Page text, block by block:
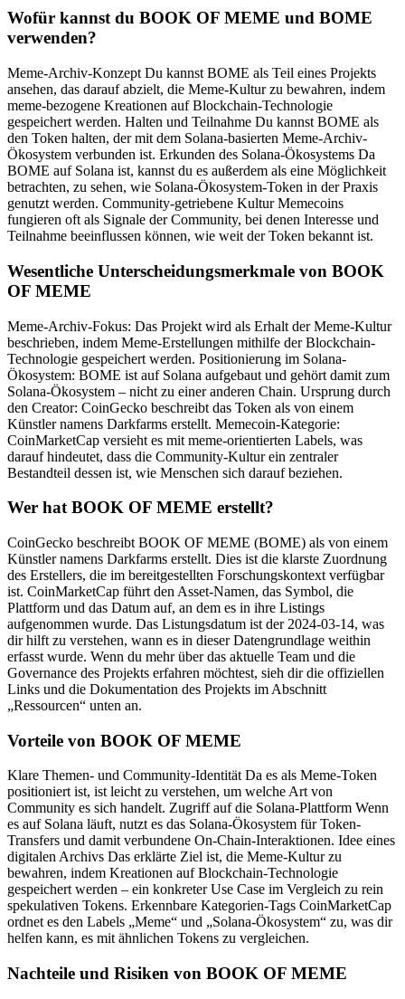
Wofür kannst du BOOK OF MEME und BOME
verwenden?
Meme-Archiv-Konzept Du kannst BOME als Teil eines Projekts
ansehen, das darauf abzielt, die Meme-Kultur zu bewahren, indem
meme-bezogene Kreationen auf Blockchain-Technologie
gespeichert werden. Halten und Teilnahme Du kannst BOME als
den Token halten, der mit dem Solana-basierten Meme-Archiv-
Ökosystem verbunden ist. Erkunden des Solana-Ökosystems Da
BOME auf Solana ist, kannst du es außerdem als eine Möglichkeit
betrachten, zu sehen, wie Solana-Ökosystem-Token in der Praxis
genutzt werden. Community-getriebene Kultur Memecoins
fungieren oft als Signale der Community, bei denen Interesse und
Teilnahme beeinflussen können, wie weit der Token bekannt ist.
Wesentliche Unterscheidungsmerkmale von BOOK
OF MEME
Meme-Archiv-Fokus: Das Projekt wird als Erhalt der Meme-Kultur
beschrieben, indem Meme-Erstellungen mithilfe der Blockchain-
Technologie gespeichert werden. Positionierung im Solana-
Ökosystem: BOME ist auf Solana aufgebaut und gehört damit zum
Solana-Ökosystem – nicht zu einer anderen Chain. Ursprung durch
den Creator: CoinGecko beschreibt das Token als von einem
Künstler namens Darkfarms erstellt. Memecoin-Kategorie:
CoinMarketCap versieht es mit meme-orientierten Labels, was
darauf hindeutet, dass die Community-Kultur ein zentraler
Bestandteil dessen ist, wie Menschen sich darauf beziehen.
Wer hat BOOK OF MEME erstellt?
CoinGecko beschreibt BOOK OF MEME (BOME) als von einem
Künstler namens Darkfarms erstellt. Dies ist die klarste Zuordnung
des Erstellers, die im bereitgestellten Forschungskontext verfügbar
ist. CoinMarketCap führt den Asset-Namen, das Symbol, die
Plattform und das Datum auf, an dem es in ihre Listings
aufgenommen wurde. Das Listungsdatum ist der 2024-03-14, was
dir hilft zu verstehen, wann es in dieser Datengrundlage weithin
erfasst wurde. Wenn du mehr über das aktuelle Team und die
Governance des Projekts erfahren möchtest, sieh dir die offiziellen
Links und die Dokumentation des Projekts im Abschnitt
„Ressourcen“ unten an.
Vorteile von BOOK OF MEME
Klare Themen- und Community-Identität Da es als Meme-Token
positioniert ist, ist leicht zu verstehen, um welche Art von
Community es sich handelt. Zugriff auf die Solana-Plattform Wenn
es auf Solana läuft, nutzt es das Solana-Ökosystem für Token-
Transfers und damit verbundene On-Chain-Interaktionen. Idee eines
digitalen Archivs Das erklärte Ziel ist, die Meme-Kultur zu
bewahren, indem Kreationen auf Blockchain-Technologie
gespeichert werden – ein konkreter Use Case im Vergleich zu rein
spekulativen Tokens. Erkennbare Kategorien-Tags CoinMarketCap
ordnet es den Labels „Meme“ und „Solana-Ökosystem“ zu, was dir
helfen kann, es mit ähnlichen Tokens zu vergleichen.
Nachteile und Risiken von BOOK OF MEME